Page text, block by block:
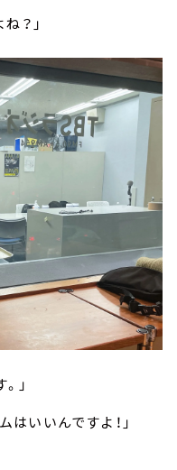
？」
」
いいんですよ！」